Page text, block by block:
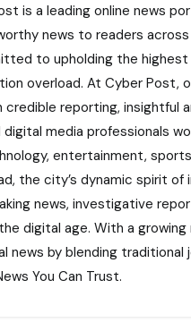
is a leading online news
news to readers across
to upholding the
overload. At Cyber Post,
reporting, insightful
digital media professionals
entertainment,
the city’s dynamic spirit
news, investigative
digital age. With a
news by blending
You Can Trust.